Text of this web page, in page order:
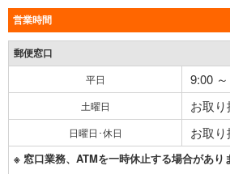
営業時間
郵便窓口
平日 9:00
土曜日 お取
日曜日･休日 お取
※ 窓口業務、ATMを一時休止する場合があり